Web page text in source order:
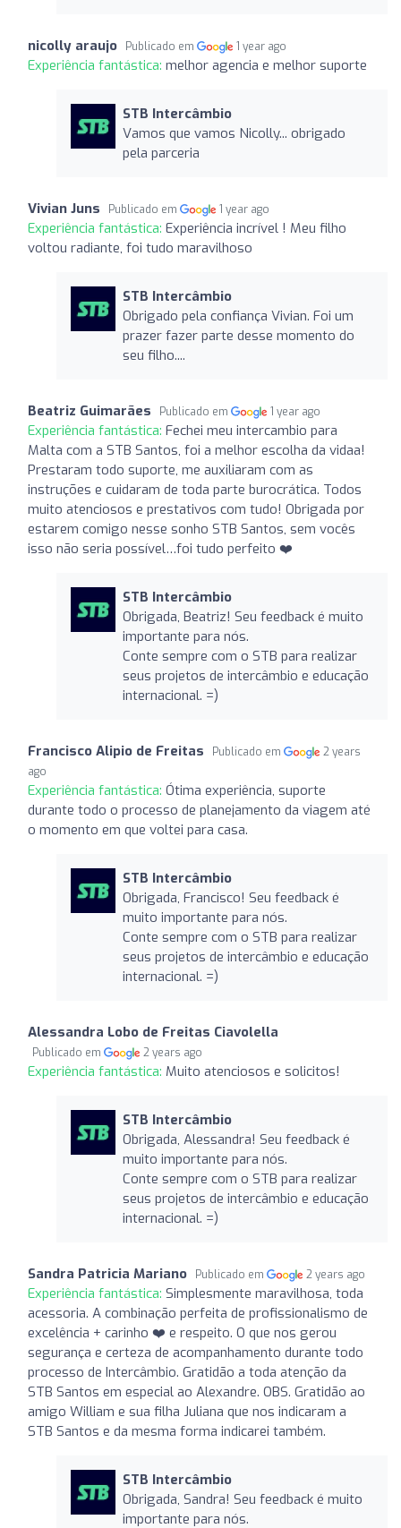
nicolly araujo Publicado em 1 year ago
Experiência fantástica: melhor agencia e melhor suporte
STB Intercâmbio
Vamos que vamos Nicolly... obrigado
pela parceria
Vivian Juns Publicado em 1 year ago
Experiência fantástica: Experiência incrível ! Meu filho
voltou radiante, foi tudo maravilhoso
STB Intercâmbio
Obrigado pela confiança Vivian. Foi um
prazer fazer parte desse momento do
seu filho....
Beatriz Guimarães Publicado em 1 year ago
Experiência fantástica: Fechei meu intercambio para
Malta com a STB Santos, foi a melhor escolha da vidaa!
Prestaram todo suporte, me auxiliaram com as
instruções e cuidaram de toda parte burocrática. Todos
muito atenciosos e prestativos com tudo! Obrigada por
estarem comigo nesse sonho STB Santos, sem vocês
isso não seria possível…foi tudo perfeito ❤️
STB Intercâmbio
Obrigada, Beatriz! Seu feedback é muito
importante para nós.
Conte sempre com o STB para realizar
seus projetos de intercâmbio e educação
internacional. =)
Francisco Alipio de Freitas Publicado em
2 years
ago
Experiência fantástica: Ótima experiência, suporte
durante todo o processo de planejamento da viagem até
o momento em que voltei para casa.
STB Intercâmbio
Obrigada, Francisco! Seu feedback é
muito importante para nós.
Conte sempre com o STB para realizar
seus projetos de intercâmbio e educação
internacional. =)
Alessandra Lobo de Freitas Ciavolella
Publicado em 2 years ago
Experiência fantástica: Muito atenciosos e solicitos!
STB Intercâmbio
Obrigada, Alessandra! Seu feedback é
muito importante para nós.
Conte sempre com o STB para realizar
seus projetos de intercâmbio e educação
internacional. =)
Sandra Patricia Mariano Publicado em 2 years ago
Experiência fantástica: Simplesmente maravilhosa, toda
acessoria. A combinação perfeita de profissionalismo de
excelência + carinho ❤️ e respeito. O que nos gerou
segurança e certeza de acompanhamento durante todo
processo de Intercâmbio. Gratidão a toda atenção da
STB Santos em especial ao Alexandre. OBS. Gratidão ao
amigo William e sua filha Juliana que nos indicaram a
STB Santos e da mesma forma indicarei também.
STB Intercâmbio
Obrigada, Sandra! Seu feedback é muito
importante para nós.